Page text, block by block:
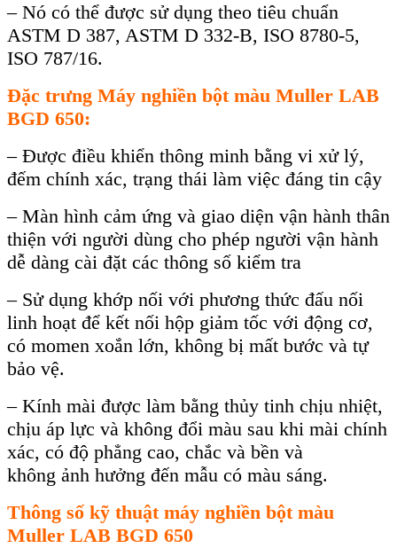
– Nó có thể được sử dụng theo tiêu chuẩn
ASTM D 387, ASTM D 332-B, ISO 8780-5,
ISO 787/16.
Đặc trưng Máy nghiền bột màu Muller LAB
BGD 650:
– Được điều khiển thông minh bằng vi xử lý,
đếm chính xác, trạng thái làm việc đáng tin cậy
– Màn hình cảm ứng và giao diện vận hành thân
thiện với người dùng cho phép người vận hành
dễ dàng cài đặt các thông số kiểm tra
– Sử dụng khớp nối với phương thức đấu nối
linh hoạt để kết nối hộp giảm tốc với động cơ,
có momen xoắn lớn, không bị mất bước và tự
bảo vệ.
– Kính mài được làm bằng thủy tinh chịu nhiệt,
chịu áp lực và không đổi màu sau khi mài chính
xác, có độ phẳng cao, chắc và bền và
không ảnh hưởng đến mẫu có màu sáng.
Thông số kỹ thuật máy nghiền bột màu
Muller LAB BGD 650